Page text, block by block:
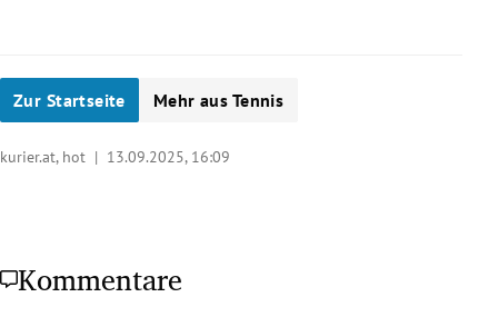
Zur Startseite Mehr aus Tennis
kurier.at, hot | 13.09.2025, 16:09
Kommentare